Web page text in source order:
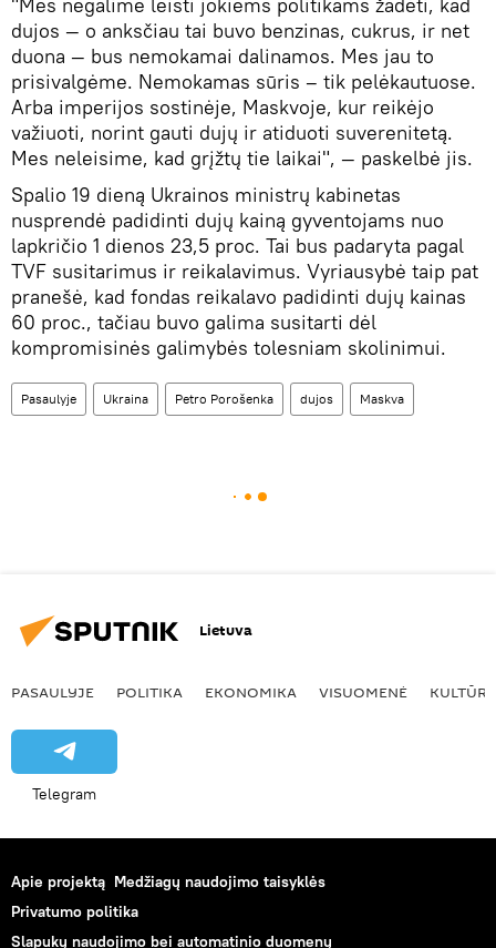
dujos — o anksčiau tai buvo benzinas, cukrus, ir net
duona — bus nemokamai dalinamos. Mes jau to
prisivalgėme. Nemokamas sūris – tik pelėkautuose.
Arba imperijos sostinėje, Maskvoje, kur reikėjo
važiuoti, norint gauti dujų ir atiduoti suverenitetą.
Mes neleisime, kad grįžtų tie laikai", — paskelbė jis.
Spalio 19 dieną Ukrainos ministrų kabinetas
nusprendė padidinti dujų kainą gyventojams nuo
lapkričio 1 dienos 23,5 proc. Tai bus padaryta pagal
TVF susitarimus ir reikalavimus. Vyriausybė taip pat
pranešė, kad fondas reikalavo padidinti dujų kainas
60 proc., tačiau buvo galima susitarti dėl
kompromisinės galimybės tolesniam skolinimui.
Pasaulyje Ukraina Petro Porošenka dujos Maskva
Lietuva
PASAULYJE POLITIKA EKONOMIKA VISUOMENĖ KULTŪRA
Telegram
Apie projektą Medžiagų naudojimo taisyklės
Privatumo politika
Slapukų naudojimo bei automatinio duomenų